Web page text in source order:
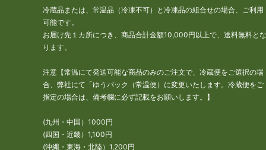
冷蔵品または、常温品（冷凍不可）と冷凍品の組合せの場合、ご利用
可能です。
お届け先１カ所につき、商品合計金額10,000円以上で、送料無料とな
ります。
注意【常温にて発送可能な商品のみのご注文で、冷蔵便をご選択の場
合、弊社にて「ゆうパック（常温便）に変更いたします。冷蔵便をご
指定の場合は、備考欄に必ず記載をお願いします。】
(九州・中国）1000円
(四国・近畿）1,100円
(沖縄・東海・北陸）1,200円